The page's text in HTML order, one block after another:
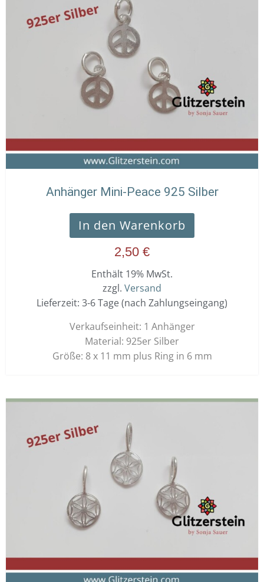
Anhänger Mini-Peace 925 Silber
In den Warenkorb
2,50 €
Enthält 19% MwSt.
zzgl. Versand
Lieferzeit: 3-6 Tage (nach Zahlungseingang)
Verkaufseinheit: 1 Anhänger
Material: 925er Silber
Größe: 8 x 11 mm plus Ring in 6 mm